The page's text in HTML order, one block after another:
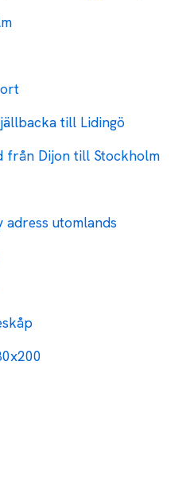
till Lidingö
Dijon till Stockholm
utomlands